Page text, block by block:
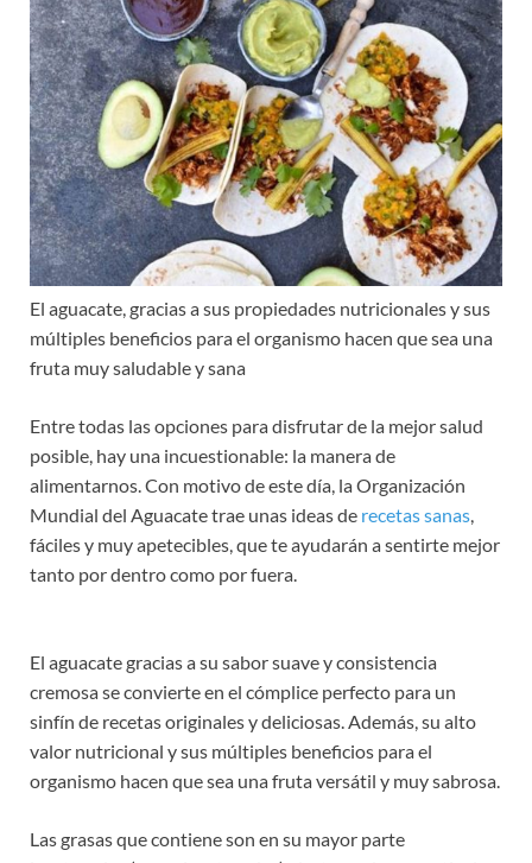
El aguacate, gracias a sus propiedades nutricionales y sus
múltiples beneficios para el organismo hacen que sea una
fruta muy saludable y sana
Entre todas las opciones para disfrutar de la mejor salud
posible, hay una incuestionable: la manera de
alimentarnos. Con motivo de este día, la Organización
Mundial del Aguacate trae unas ideas de recetas sanas,
fáciles y muy apetecibles, que te ayudarán a sentirte mejor
tanto por dentro como por fuera.
El aguacate gracias a su sabor suave y consistencia
cremosa se convierte en el cómplice perfecto para un
sinfín de recetas originales y deliciosas. Además, su alto
valor nutricional y sus múltiples beneficios para el
organismo hacen que sea una fruta versátil y muy sabrosa.
Las grasas que contiene son en su mayor parte